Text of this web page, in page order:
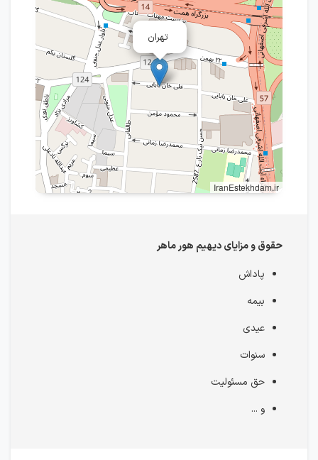
تهران
IranEstekhdam.ir
حقوق و مزایای دیهیم هور ماهر
پاداش
بیمه
عیدی
سنوات
حق مسئولیت
و ...